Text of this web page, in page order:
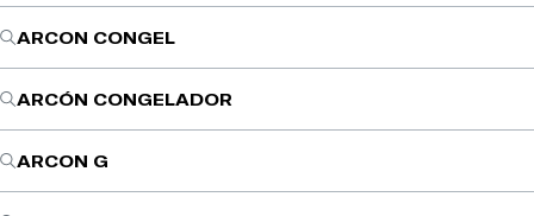
ARCON CONGEL
ARCÓN CONGELADOR
ARCON G